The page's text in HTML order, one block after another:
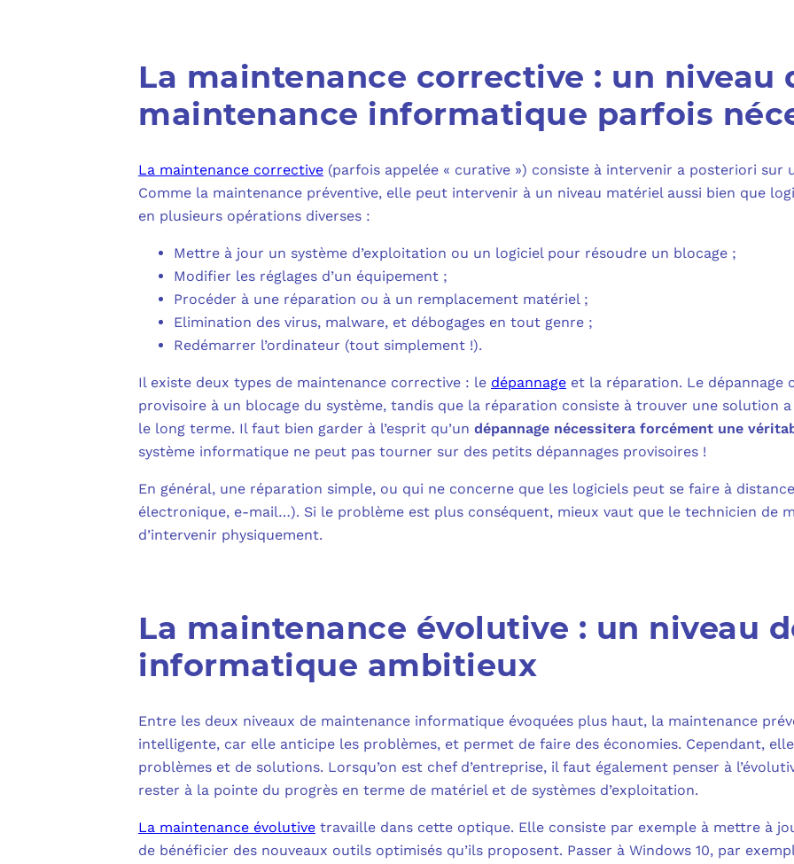
La maintenance corrective : un niveau
maintenance informatique parfois
La maintenance corrective (parfois appelée « curative ») consiste à intervenir a posteriori sur
Comme la maintenance préventive, elle peut intervenir à un niveau matériel aussi bien que
en plusieurs opérations diverses :
Mettre à jour un système d’exploitation ou un logiciel pour résoudre un blocage ;
Modifier les réglages d’un équipement ;
Procéder à une réparation ou à un remplacement matériel ;
Elimination des virus, malware, et débogages en tout genre ;
Redémarrer l’ordinateur (tout simplement !).
Il existe deux types de maintenance corrective : le dépannage et la réparation. Le dépannage
provisoire à un blocage du système, tandis que la réparation consiste à trouver une solution
le long terme. Il faut bien garder à l’esprit qu’un dépannage nécessitera forcément une
système informatique ne peut pas tourner sur des petits dépannages provisoires !
En général, une réparation simple, ou qui ne concerne que les logiciels peut se faire à
électronique, e-mail…). Si le problème est plus conséquent, mieux vaut que le technicien de
d’intervenir physiquement.
La maintenance évolutive : un niveau
informatique ambitieux
Entre les deux niveaux de maintenance informatique évoquées plus haut, la maintenance
intelligente, car elle anticipe les problèmes, et permet de faire des économies. Cependant,
problèmes et de solutions. Lorsqu’on est chef d’entreprise, il faut également penser à
rester à la pointe du progrès en terme de matériel et de systèmes d’exploitation.
La maintenance évolutive travaille dans cette optique. Elle consiste par exemple à mettre à
de bénéficier des nouveaux outils optimisés qu’ils proposent. Passer à Windows 10, par